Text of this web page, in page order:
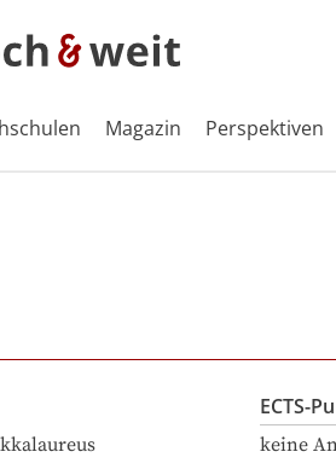
Magazin Perspektiven
ECTS-
keine